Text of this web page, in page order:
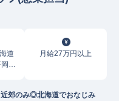
道
七
月給27万円以上
郊のみ◎北海道でおなじみ